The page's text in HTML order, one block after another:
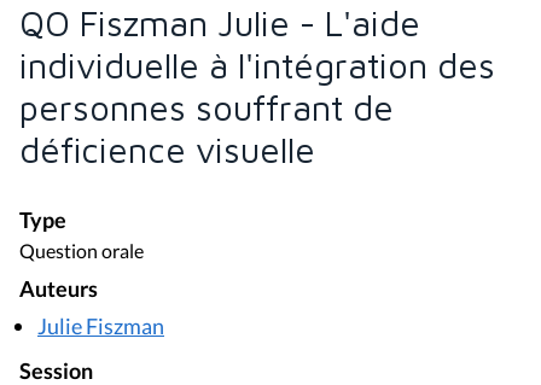
QO Fiszman Julie - L'aide
individuelle à l'intégration des
personnes souffrant de
déficience visuelle
Type
Question orale
Auteurs
Julie Fiszman
Session